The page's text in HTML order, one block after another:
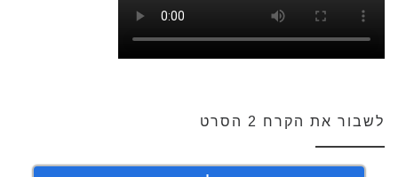
לשבור את הקרח 2 הסרט